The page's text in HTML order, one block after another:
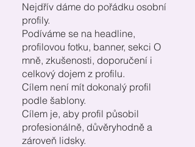
Nejdřív dáme do pořádku osobní
profily.
Podíváme se na headline,
profilovou fotku, banner, sekci O
mně, zkušenosti, doporučení i
celkový dojem z profilu.
Cílem není mít dokonalý profil
podle šablony.
Cílem je, aby profil působil
profesionálně, důvěryhodně a
zároveň lidsky.